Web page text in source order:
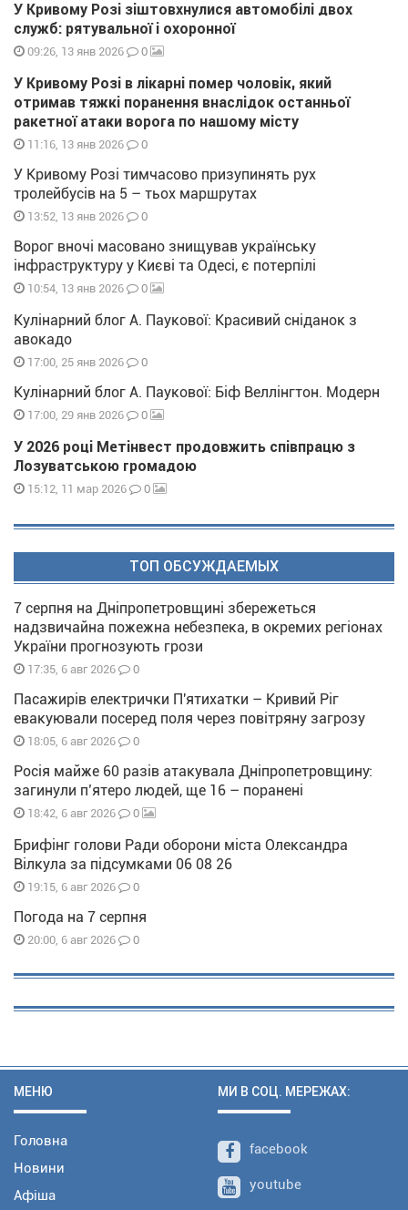
У Кривому Розі зіштовхнулися автомобілі двох
служб: рятувальної і охоронної
09:26, 13 янв 2026 0
У Кривому Розі в лікарні помер чоловік, який
отримав тяжкі поранення внаслідок останньої
ракетної атаки ворога по нашому місту
11:16, 13 янв 2026 0
У Кривому Розі тимчасово призупинять рух
тролейбусів на 5 – тьох маршрутах
13:52, 13 янв 2026 0
Ворог вночі масовано знищував українську
інфраструктуру у Києві та Одесі, є потерпілі
10:54, 13 янв 2026 0
Кулінарний блог А. Паукової: Красивий сніданок з
авокадо
17:00, 25 янв 2026 0
Кулінарний блог А. Паукової: Біф Веллінгтон. Модерн
17:00, 29 янв 2026 0
У 2026 році Метінвест продовжить співпрацю з
Лозуватською громадою
15:12, 11 мар 2026 0
ТОП ОБСУЖДАЕМЫХ
7 серпня на Дніпропетровщині збережеться
надзвичайна пожежна небезпека, в окремих регіонах
України прогнозують грози
17:35, 6 авг 2026 0
Пасажирів електрички П'ятихатки – Кривий Ріг
евакуювали посеред поля через повітряну загрозу
18:05, 6 авг 2026 0
Росія майже 60 разів атакувала Дніпропетровщину:
загинули п’ятеро людей, ще 16 – поранені
18:42, 6 авг 2026 0
Брифінг голови Ради оборони міста Олександра
Вілкула за підсумками 06 08 26
19:15, 6 авг 2026 0
Погода на 7 серпня
20:00, 6 авг 2026 0
МЕНЮ
Головна
Новини
Афіша
МИ В СОЦ. МЕРЕЖАХ:
facebook
youtube